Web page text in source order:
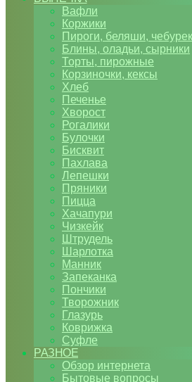
Вафли
Коржики
Пироги, беляши,
Блины, оладьи, сырники
Торты, пирожные
Корзиночки, кексы
Хлеб
Печенье
Хворост
Рогалики
Булочки
Бисквит
Пахлава
Лепешки
Пряники
Пицца
Хачапури
Чизкейк
Штрудель
Шарлотка
Манник
Запеканка
Пончики
Творожник
Глазурь
Коврижка
Суфле
РАЗНОЕ
Обзор интернета
Бытовые вопросы